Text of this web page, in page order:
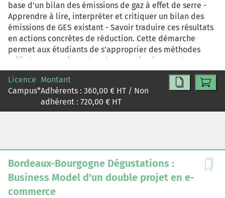
base d'un bilan des émissions de gaz à effet de serre -
Apprendre à lire, interpréter et critiquer un bilan des
émissions de GES existant - Savoir traduire ces résultats
en actions concrètes de réduction. Cette démarche
permet aux étudiants de s'approprier des méthodes
utilisées en pratique dans les organisations et de
développer une compétence directement mobilisable
en contexte professionnel.
Licence
Campus*
Montant
Adhérents : 360,00 € HT / Non
adhérent : 720,00 € HT
Bordeaux-Bourgogne Dégustations :
Business Model d'un double projet en e-
commerce